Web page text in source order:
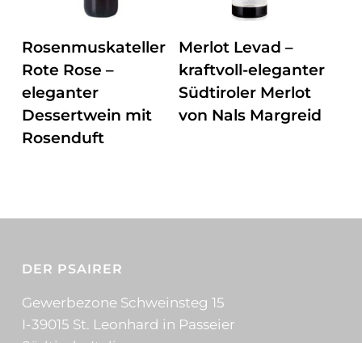
ZUM PRODUKT
Rosenmuskateller
Rote Rose –
eleganter
Dessertwein mit
Rosenduft
ZUM PRODUKT
Merlot Levad –
kraftvoll-eleganter
Südtiroler Merlot
von Nals Margreid
DER PSAIRER
Gewerbezone Schweinsteg 15
I-39015 St. Leonhard in Passeier